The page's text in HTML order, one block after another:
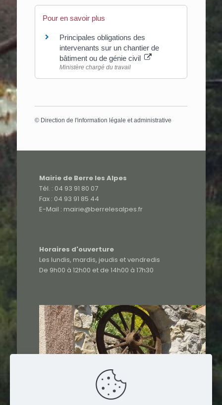
Pour en savoir plus
Principales obligations des
intervenants sur un chantier de
bâtiment ou de génie civil
Ministère chargé du travail
© Direction de l'information légale et administrative
Mairie de Berre les Alpes
Tél. : 04 93 91 80 07
Fax : 04 93 91 85 44
E-Mail : mairie@berrelesalpes.fr
Horaires d'ouverture
Les lundis, mardis, jeudis et vendredis
De 9h00 à 12h00 et de 14h00 à 17h30